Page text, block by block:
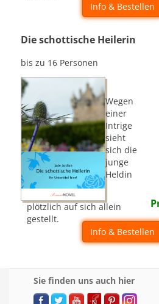
Info & Bestellen
Die schottische Heilerin
bis zu 16 Personen
Wegen
einer
Intrige
sieht
sich die
junge
Heldin
plötzlich auf sich allein
gestellt.
Info & Bestellen
Sie finden uns auch hier